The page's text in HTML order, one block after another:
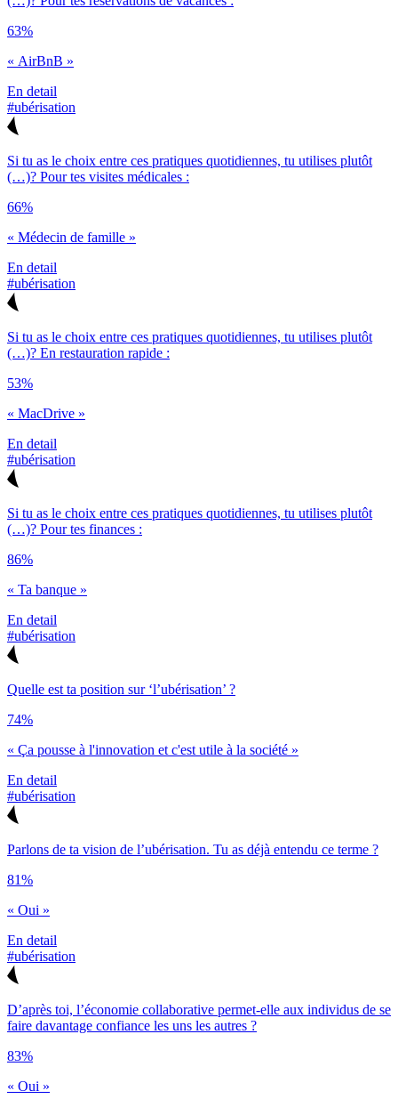
63%
« AirBnB »
En detail
#ubérisation
Si tu as le choix entre ces pratiques quotidiennes, tu utilises plutôt
(…)? Pour tes visites médicales :
66%
« Médecin de famille »
En detail
#ubérisation
Si tu as le choix entre ces pratiques quotidiennes, tu utilises plutôt
(…)? En restauration rapide :
53%
« MacDrive »
En detail
#ubérisation
Si tu as le choix entre ces pratiques quotidiennes, tu utilises plutôt
(…)? Pour tes finances :
86%
« Ta banque »
En detail
#ubérisation
Quelle est ta position sur ‘l’ubérisation’ ?
74%
« Ça pousse à l'innovation et c'est utile à la société »
En detail
#ubérisation
Parlons de ta vision de l’ubérisation. Tu as déjà entendu ce terme ?
81%
« Oui »
En detail
#ubérisation
D’après toi, l’économie collaborative permet-elle aux individus de se
faire davantage confiance les uns les autres ?
83%
« Oui »